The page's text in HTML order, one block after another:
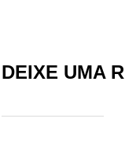
DEIXE UMA